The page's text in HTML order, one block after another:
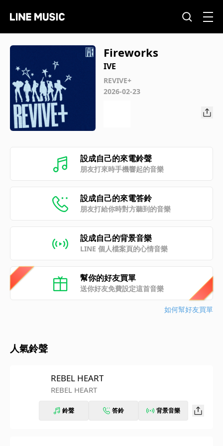
Fireworks
IVE
REVIVE+
2026-02-23
設成自己的來電鈴聲
朋友打來時手機響起的音樂
設成自己的來電答鈴
朋友打給你時對方聽到的音樂
設成自己的背景音樂
LINE 個人檔案頁的心情音樂
幫你的好友買單
送你好友免費設定這首音樂
如何幫好友買單
人氣鈴聲
REBEL HEART
REBEL HEART
鈴聲 答鈴 背景音樂